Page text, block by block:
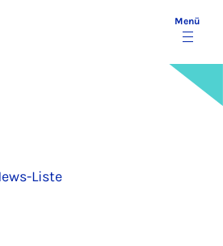
Menü
Liste